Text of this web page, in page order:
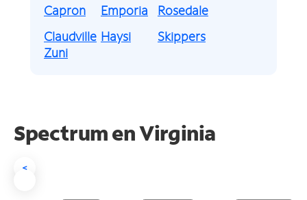
Capron
Claudville
Emporia
Haysi
Rosedale
Skippers
Zuni
Spectrum enVirginia
<